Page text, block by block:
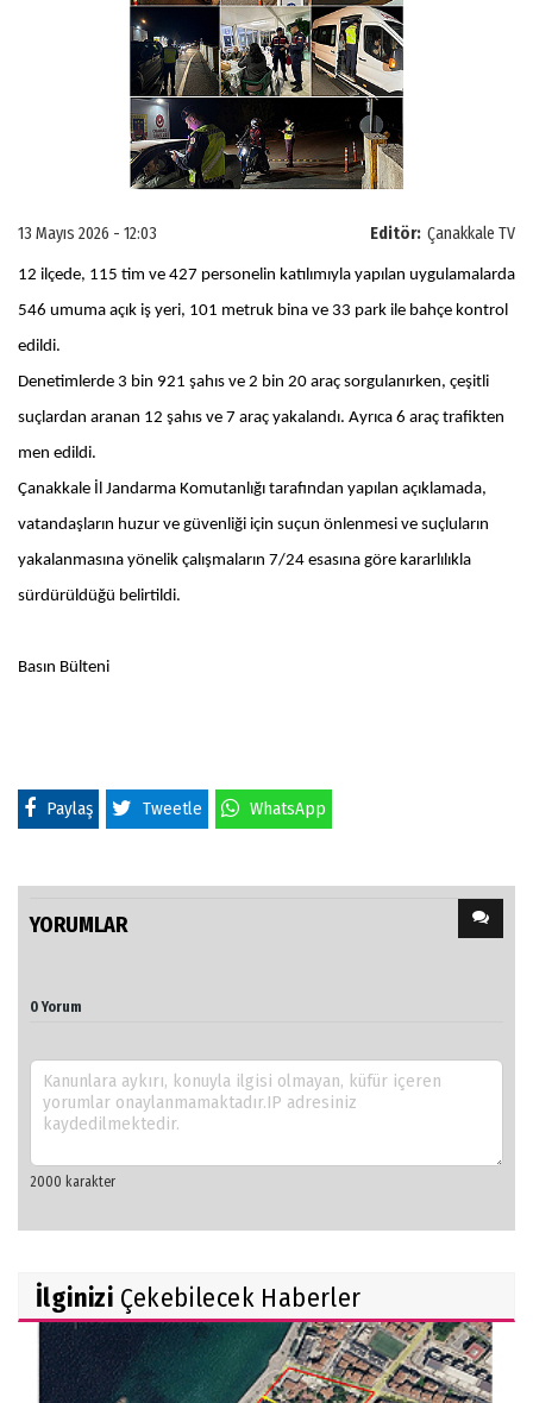
Editör: Çanakkale TV
13 Mayıs 2026 - 12:03
12 ilçede, 115 tim ve 427 personelin katılımıyla yapılan uygulamalarda
546 umuma açık iş yeri, 101 metruk bina ve 33 park ile bahçe kontrol
edildi.
Denetimlerde 3 bin 921 şahıs ve 2 bin 20 araç sorgulanırken, çeşitli
suçlardan aranan 12 şahıs ve 7 araç yakalandı. Ayrıca 6 araç trafikten
men edildi.
Çanakkale İl Jandarma Komutanlığı tarafından yapılan açıklamada,
vatandaşların huzur ve güvenliği için suçun önlenmesi ve suçluların
yakalanmasına yönelik çalışmaların 7/24 esasına göre kararlılıkla
sürdürüldüğü belirtildi.
Basın Bülteni
Paylaş Tweetle WhatsApp
YORUMLAR
0 Yorum
İlginizi Çekebilecek Haberler